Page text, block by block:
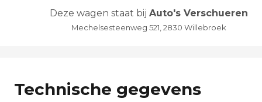
Deze wagen staat bij Auto's Verschueren
Mechelsesteenweg 521, 2830 Willebroek
Technische gegevens